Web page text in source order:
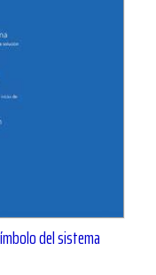
del sistema